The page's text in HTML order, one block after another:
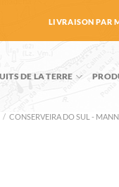
LIVRAISON PAR
DE LA TERRE
/ CONSERVEIRA DO SUL -